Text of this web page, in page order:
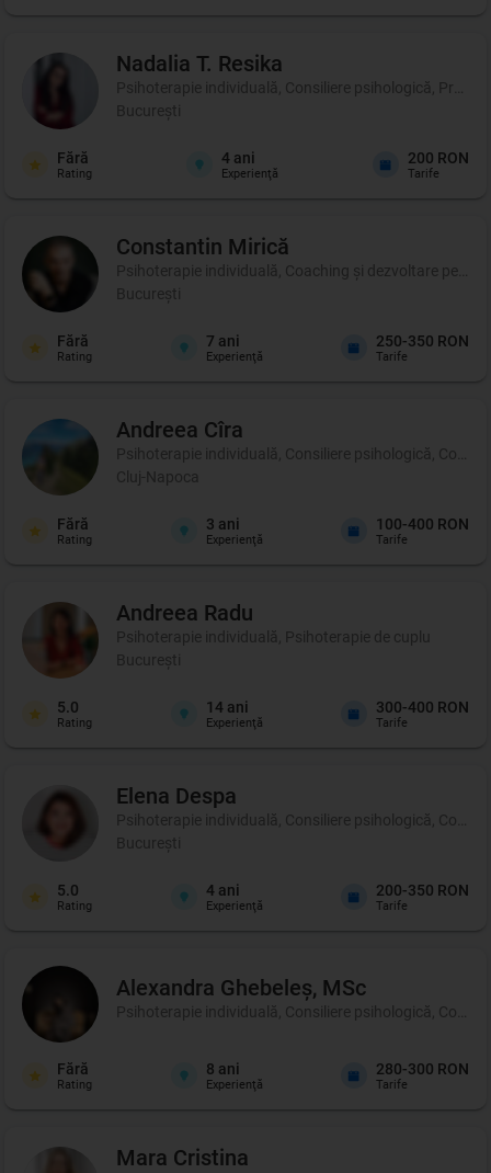
Nadalia T. Resika
Psihoterapie individuală, Consiliere psihologică, Profil
București
Fără
Rating
4 ani
Experienţă
200 RON
Tarife
Constantin Mirică
Psihoterapie individuală, Coaching şi dezvoltare
București
Fără
Rating
7 ani
Experienţă
250-350 RON
Tarife
Andreea Cîra
Psihoterapie individuală, Consiliere psihologică,
Cluj-Napoca
Fără
Rating
3 ani
Experienţă
100-400 RON
Tarife
Andreea Radu
Psihoterapie individuală, Psihoterapie de cuplu
București
5.0
Rating
14 ani
Experienţă
300-400 RON
Tarife
Elena Despa
Psihoterapie individuală, Consiliere psihologică,
București
5.0
Rating
4 ani
Experienţă
200-350 RON
Tarife
Alexandra Ghebeleș, MSc
Psihoterapie individuală, Consiliere psihologică,
Fără
Rating
8 ani
Experienţă
280-300 RON
Tarife
Mara Cristina